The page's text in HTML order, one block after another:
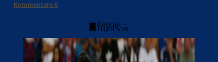
Kommentare0
- Anzeige -